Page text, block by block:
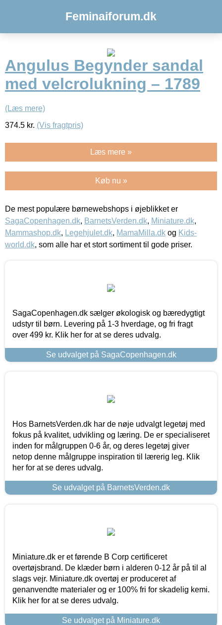
Feminaiforum.dk
Angulus Begynder sandal
med velcrolukning – 1789
(Læs mere)
374.5 kr. (Vis fragtpris)
Læs mere »
Køb nu »
De mest populære børnewebshops i øjeblikket er
SagaCopenhagen.dk, BarnetsVerden.dk, Miniature.dk,
Mammashop.dk, Legehjulet.dk, MamaMilla.dk og Kids-
world.dk, som alle har et stort sortiment til gode priser.
SagaCopenhagen.dk sælger økologisk og bæredygtigt
udstyr til børn. Levering på 1-3 hverdage, og fri fragt
over 499 kr. Klik her for at se deres udvalg.
Se udvalget på SagaCopenhagen.dk
Hos BarnetsVerden.dk har de nøje udvalgt legetøj med
fokus på kvalitet, udvikling og læring. De er specialiseret
inden for målgruppen 0-6 år, og deres legetøj giver
netop denne målgruppe inspiration til lærerig leg. Klik
her for at se deres udvalg.
Se udvalget på BarnetsVerden.dk
Miniature.dk er et førende B Corp certificeret
overtøjsbrand. De klæder børn i alderen 0-12 år på til al
slags vejr. Miniature.dk overtøj er produceret af
genanvendte materialer og er 100% fri for skadelig kemi.
Klik her for at se deres udvalg.
Se udvalget på Miniature.dk